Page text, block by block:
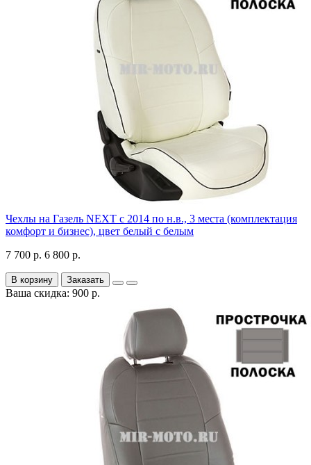
Чехлы на Газель NEXT с 2014 по н.в., 3 места (комплектация
комфорт и бизнес), цвет белый с белым
7 700 р. 6 800 р.
В корзину Заказать
Ваша скидка: 900 р.